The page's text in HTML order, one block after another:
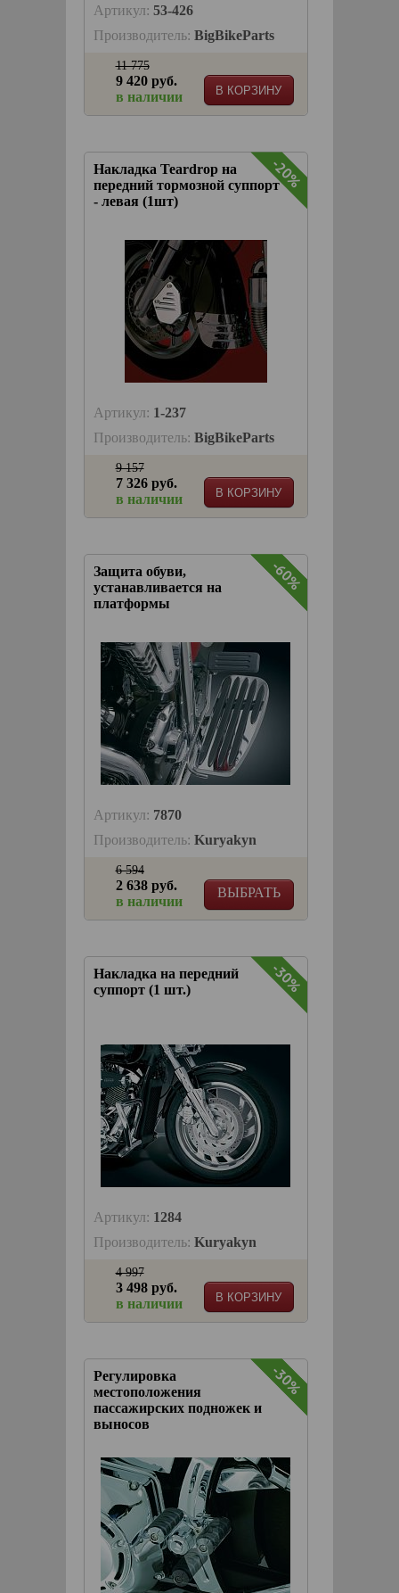
Артикул: 53-426
Производитель: BigBikeParts
В КОРЗИНУ
11 775
9 420 руб.
в наличии
Накладка Teardrop на
передний тормозной суппорт
- левая (1шт)
-20%
Артикул: 1-237
Производитель: BigBikeParts
В КОРЗИНУ
9 157
7 326 руб.
в наличии
Защита обуви,
устанавливается на
платформы
-60%
-60%
Артикул: 7870
Производитель: Kuryakyn
ВЫБРАТЬ
6 594
2 638 руб.
в наличии
Накладка на передний
суппорт (1 шт.)
-30%
Артикул: 1284
Производитель: Kuryakyn
В КОРЗИНУ
4 997
3 498 руб.
в наличии
Регулировка
местоположения
пассажирских подножек и
выносов
-30%
-30%